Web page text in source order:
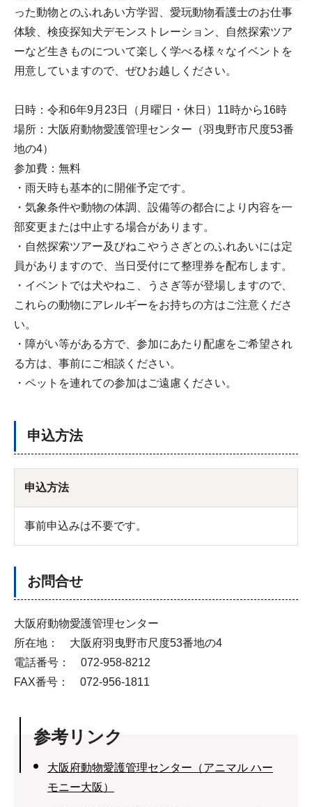
った動物とのふれあい方学習、愛玩動物看護士のお仕事
体験、検疫探知犬デモンストレーション、自然探索ツア
ーなど生きものについて楽しく学べる様々なイベントを
用意していますので、ぜひお越しください。
日時：令和6年9月23日（月曜日・休日）11時から16時
場所：大阪府動物愛護管理センター（羽曳野市尺度53番
地の4）
参加費：無料
・雨天時も基本的に開催予定です。
・気象条件や動物の体調、設備等の都合により内容を一
部変更または中止する場合があります。
・自然探索ツアー及びねこやうさぎとのふれあいには定
員がありますので、当日受付にて整理券を配布します。
・イベントでは犬やねこ、うさぎ等が登場しますので、
これらの動物にアレルギーをお持ちの方はご注意くださ
い。
・障がい等がある方で、参加にあたり配慮をご希望され
る方は、事前にご相談ください。
・ペットを連れての参加はご遠慮ください。
申込方法
申込方法
事前申込みは不要です。
お問合せ
大阪府動物愛護管理センター
所在地： 大阪府羽曳野市尺度53番地の4
電話番号： 072-958-8212
FAX番号： 072-956-1811
参考リンク
大阪府動物愛護管理センター（アニマル ハー
モニー大阪）